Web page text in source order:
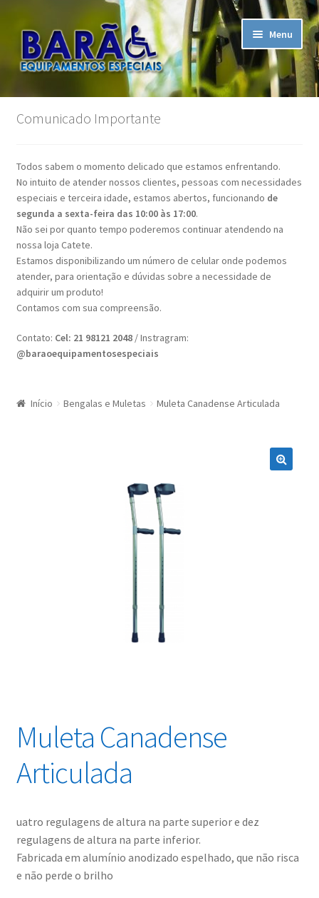
Pular
para
navegação
Pular
para
o
Menu
Início
Assistência Técnica
Carrinho
Contato
Finalizar compra
Minha conta
Nossas Lojas
Comunicado Importante
Todos sabem o momento delicado que estamos enfrentando.
No intuito de atender nossos clientes, pessoas com necessidades
especiais e terceira idade, estamos abertos, funcionando de
segunda a sexta-feira das 10:00 às 17:00.
Não sei por quanto tempo poderemos continuar atendendo na
nossa loja Catete.
Estamos disponibilizando um número de celular onde podemos
atender, para orientação e dúvidas sobre a necessidade de
adquirir um produto!
Contamos com sua compreensão.
Contato: Cel: 21 98121 2048/ Instragram:
@baraoequipamentosespeciais
Início Bengalas e Muletas Muleta Canadense Articulada
Muleta Canadense
Articulada
uatro regulagens de altura na parte superior e dez
regulagens de altura na parte inferior.
Fabricada em alumínio anodizado espelhado, que não risca
e não perde o brilho